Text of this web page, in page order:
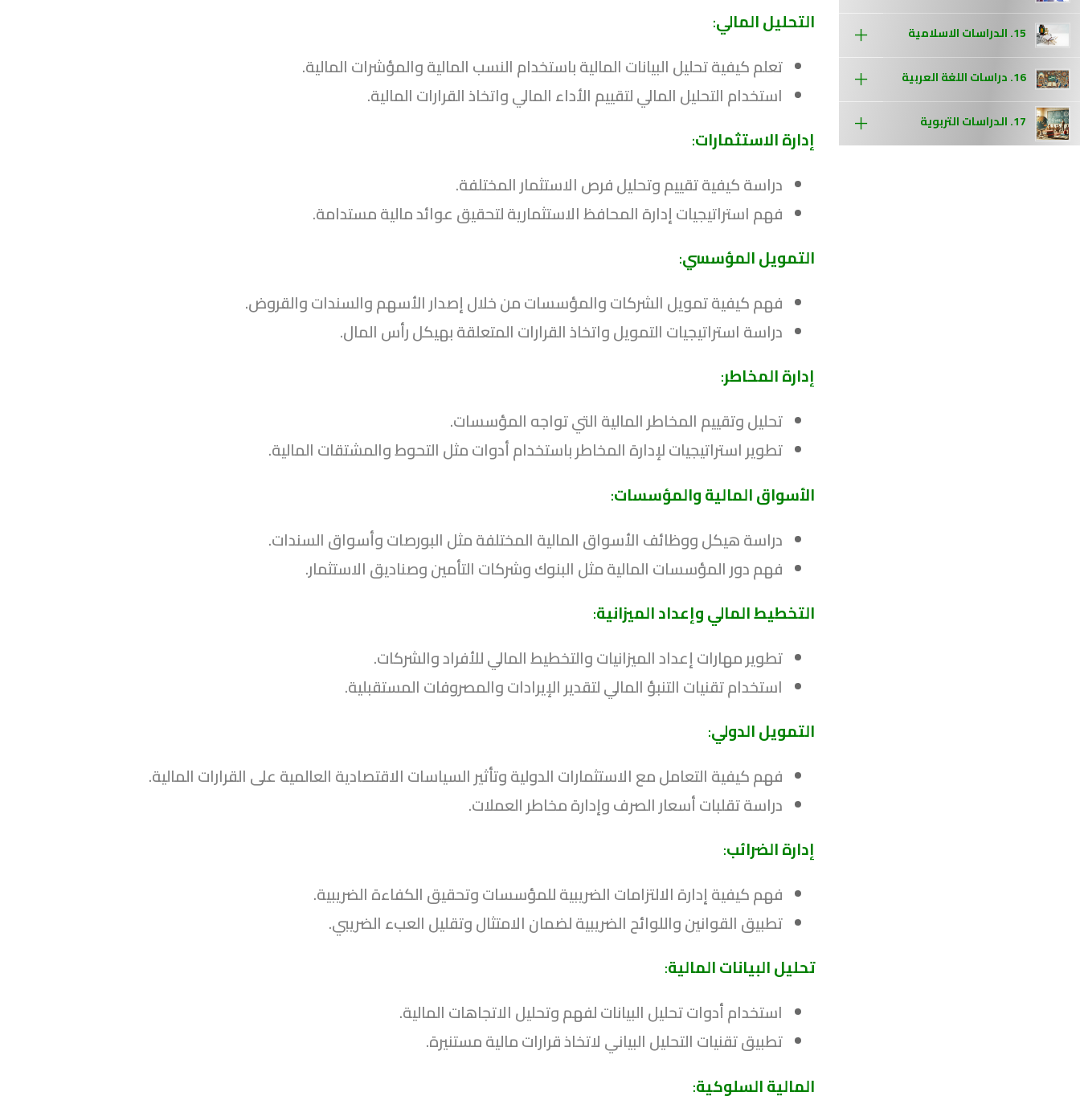
15. الدراسات الاسلامية
16. دراسات اللغة العربية
17. الدراسات التربوية
التحليل المالي:
تعلم كيفية تحليل البيانات المالية باستخدام النسب المالية والمؤشرات المالية.
استخدام التحليل المالي لتقييم الأداء المالي واتخاذ القرارات المالية.
إدارة الاستثمارات:
دراسة كيفية تقييم وتحليل فرص الاستثمار المختلفة.
فهم استراتيجيات إدارة المحافظ الاستثمارية لتحقيق عوائد مالية مستدامة.
التمويل المؤسسي:
فهم كيفية تمويل الشركات والمؤسسات من خلال إصدار الأسهم والسندات والقروض.
دراسة استراتيجيات التمويل واتخاذ القرارات المتعلقة بهيكل رأس المال.
إدارة المخاطر:
تحليل وتقييم المخاطر المالية التي تواجه المؤسسات.
تطوير استراتيجيات لإدارة المخاطر باستخدام أدوات مثل التحوط والمشتقات المالية.
الأسواق المالية والمؤسسات:
دراسة هيكل ووظائف الأسواق المالية المختلفة مثل البورصات وأسواق السندات.
فهم دور المؤسسات المالية مثل البنوك وشركات التأمين وصناديق الاستثمار.
التخطيط المالي وإعداد الميزانية:
تطوير مهارات إعداد الميزانيات والتخطيط المالي للأفراد والشركات.
استخدام تقنيات التنبؤ المالي لتقدير الإيرادات والمصروفات المستقبلية.
التمويل الدولي:
فهم كيفية التعامل مع الاستثمارات الدولية وتأثير السياسات الاقتصادية العالمية على القرارات المالية.
دراسة تقلبات أسعار الصرف وإدارة مخاطر العملات.
إدارة الضرائب:
فهم كيفية إدارة الالتزامات الضريبية للمؤسسات وتحقيق الكفاءة الضريبية.
تطبيق القوانين واللوائح الضريبية لضمان الامتثال وتقليل العبء الضريبي.
تحليل البيانات المالية:
استخدام أدوات تحليل البيانات لفهم وتحليل الاتجاهات المالية.
تطبيق تقنيات التحليل البياني لاتخاذ قرارات مالية مستنيرة.
المالية السلوكية: